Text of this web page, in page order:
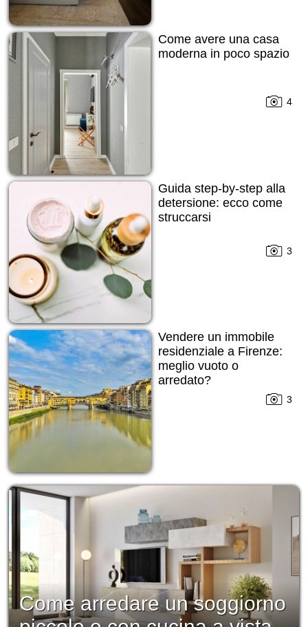
Come avere una casa
moderna in poco spazio
4
Guida step-by-step alla
detersione: ecco come
struccarsi
3
Vendere un immobile
residenziale a Firenze:
meglio vuoto o
arredato?
3
Come arredare un soggiorno